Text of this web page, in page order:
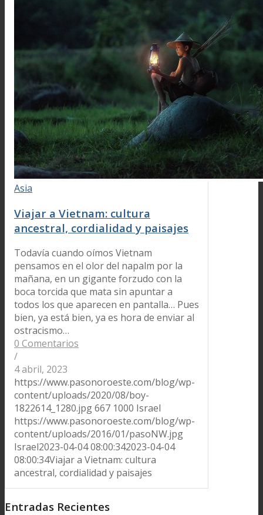
Asia
Viajar a Vietnam: cultura
ancestral, cordialidad y paisajes
Todavía cuando oímos Vietnam
pensamos en el olor del napalm por la
mañana, en un gigante forzudo con la
boca torcida que mata sin apuntar a
todos los que aparecen en pantalla… Pues
bien, ya está bien, ya es hora de enviar al
ostracismo…
0 Comentarios
/
4 abril, 2023
https://www.pasonoroeste.com/blog/wp-
content/uploads/2020/08/boy-
1822614_1280.jpg667 1000 Israel
https://www.pasonoroeste.com/blog/wp-
content/uploads/2016/01/pasoNW.jpg
Israel2023-04-04 08:00:342023-04-04
08:00:34Viajar a Vietnam: cultura
ancestral, cordialidad y paisajes
Entradas Recientes